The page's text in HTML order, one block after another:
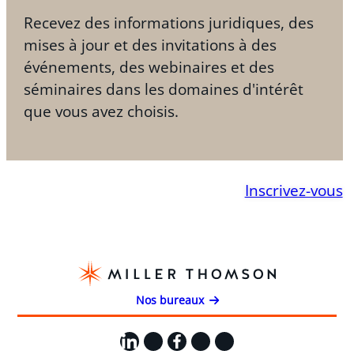
Recevez des informations juridiques, des
mises à jour et des invitations à des
événements, des webinaires et des
séminaires dans les domaines d'intérêt
que vous avez choisis.
Inscrivez-vous
Nos bureaux
LinkedIn
X Facebook
Instagram
YouTube